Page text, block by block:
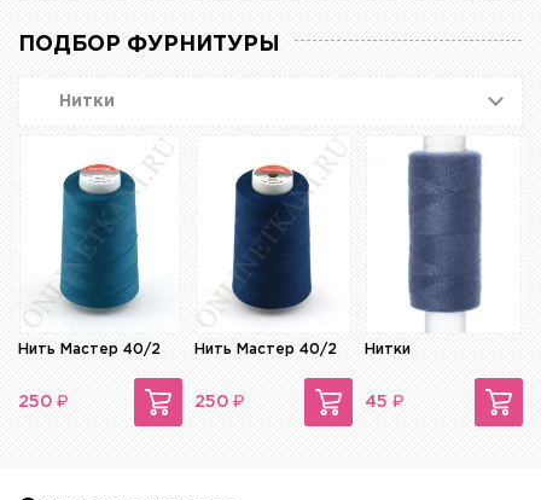
ПОДБОР ФУРНИТУРЫ
Нитки
Нить Мастер 40/2
250 ₽
Нить Мастер 40/2
250 ₽
Нитки
45 ₽